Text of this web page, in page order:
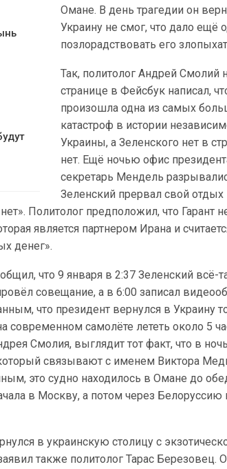
Омане. В день трагедии он
Украину не смог, что дало ещё
позлорадствовать его
Так, политолог Андрей Смолий
странице в Фейсбук написал,
произошла одна из самых
катастроф в истории
Украины, а Зеленского нет в
нет. Ещё ночью офис
секретарь Мендель
Зеленский прервал свой
Политолог предположил, что Гарант
является партнером Ирана и
денег».
что 9 января в 2:37 Зеленский всё-
совещание, а в 6:00 записал
что президент вернулся в Украину
современном самолёте лететь около 5
Смолия, выглядит тот факт, что в
связывают с именем Виктора
это судно находилось в Омане до
в Москву, а потом через Белоруссию
в украинскую столицу с
также политолог Тарас Березовец.